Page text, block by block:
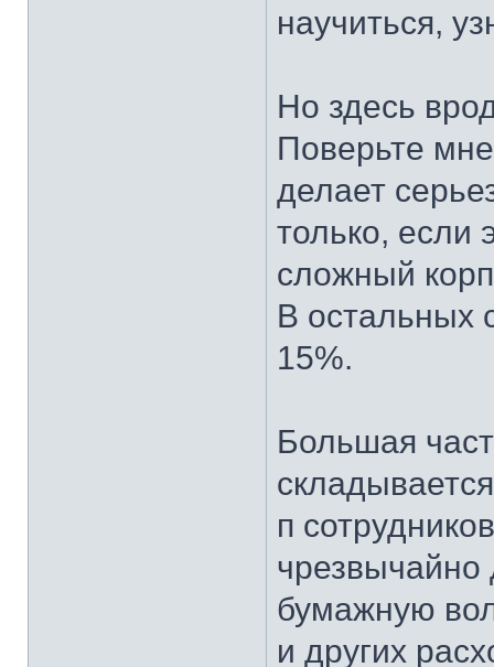
научиться,
Но здесь
Поверьте
делает
только, если
сложный
В остальных
15%.
Большая
п
чрезвычайно
бумажную
и других